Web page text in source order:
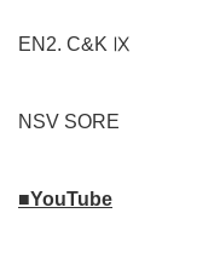
EN2. C&K Ⅸ
NSV SORE
■YouTube